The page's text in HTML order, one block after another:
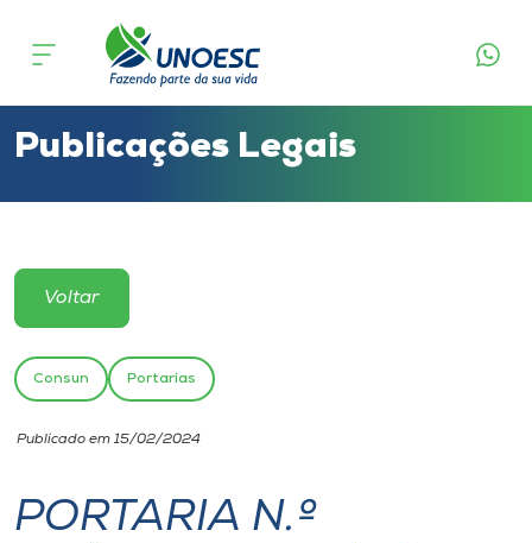
Cursos
Atendimento ao Estudante
Portal de Ensino
Unoesc
Internacionalização
Publicações Legais
Voltar
Consun Portarias
Publicado em 15/02/2024
PORTARIA N.º